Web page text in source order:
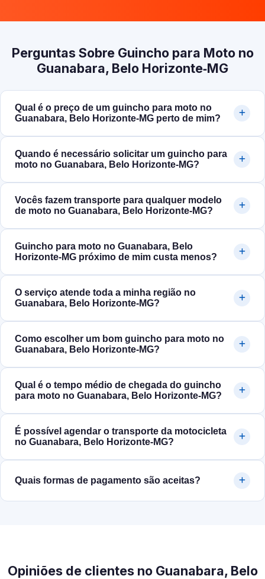
Perguntas Sobre Guincho para Moto no
Guanabara, Belo Horizonte‑MG
Qual é o preço de um guincho para moto no
Guanabara, Belo Horizonte‑MG perto de mim?
Quando é necessário solicitar um guincho para
moto no Guanabara, Belo Horizonte‑MG?
Vocês fazem transporte para qualquer modelo
de moto no Guanabara, Belo Horizonte‑MG?
Guincho para moto no Guanabara, Belo
Horizonte‑MG próximo de mim custa menos?
O serviço atende toda a minha região no
Guanabara, Belo Horizonte‑MG?
Como escolher um bom guincho para moto no
Guanabara, Belo Horizonte‑MG?
Qual é o tempo médio de chegada do guincho
para moto no Guanabara, Belo Horizonte‑MG?
É possível agendar o transporte da motocicleta
no Guanabara, Belo Horizonte‑MG?
Quais formas de pagamento são aceitas?
Opiniões de clientes no Guanabara, Belo